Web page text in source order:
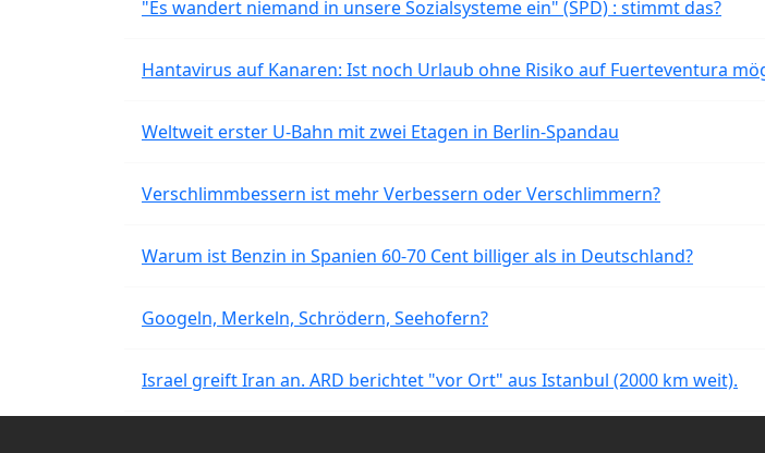
"Es wandert niemand in unsere Sozialsysteme ein" (SPD) : stimmt das?
Hantavirus auf Kanaren: Ist noch Urlaub ohne Risiko auf Fuerteventura
Weltweit erster U-Bahn mit zwei Etagen in Berlin-Spandau
Verschlimmbessern ist mehr Verbessern oder Verschlimmern?
Warum ist Benzin in Spanien 60-70 Cent billiger als in Deutschland?
Googeln, Merkeln, Schrödern, Seehofern?
Israel greift Iran an. ARD berichtet "vor Ort" aus Istanbul (2000 km weit).